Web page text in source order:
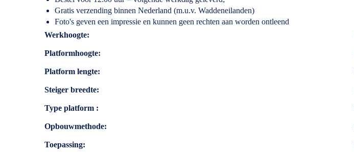
Gratis verzending binnen Nederland (m.u.v. Waddeneilanden)
Foto's geven een impressie en kunnen geen rechten aan worden ontleend
Specificaties
Werkhoogte
Platformhoogte
Platform lengte
Steiger breedte
Type platform
Opbouwmethode
Toepassing